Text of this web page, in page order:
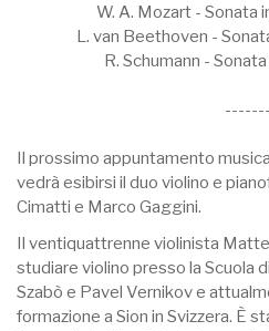
W. A. Mozart - Sonata
L. van Beethoven -
R. Schumann -
-------
Il prossimo appuntamento
vedrà esibirsi il duo violino e
Cimatti e Marco Gaggini.
Il ventiquattrenne violinista
studiare violino presso la Scuola
Szabò e Pavel Vernikov e
formazione a Sion in Svizzera. È